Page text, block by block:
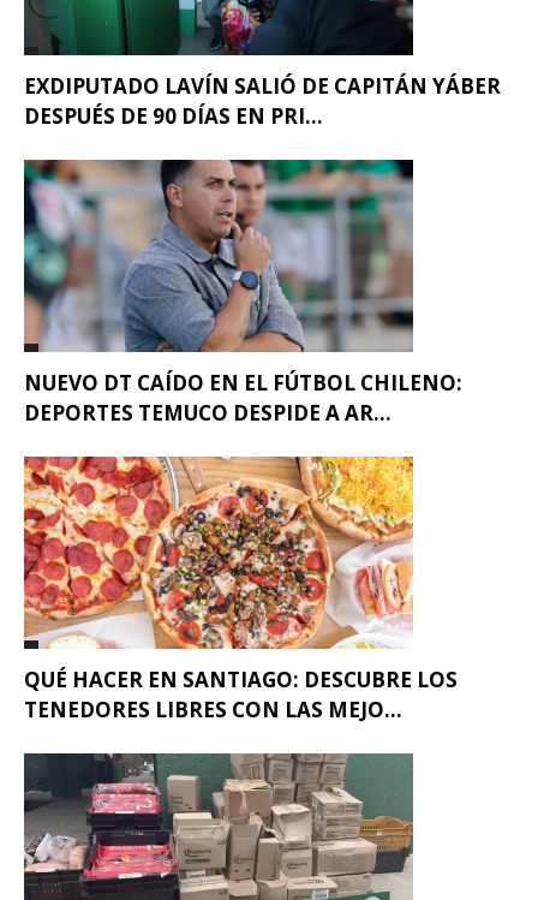
EXDIPUTADO LAVÍN SALIÓ DE CAPITÁN YÁBER
DESPUÉS DE 90 DÍAS EN PRI...
NUEVO DT CAÍDO EN EL FÚTBOL CHILENO:
DEPORTES TEMUCO DESPIDE A AR...
QUÉ HACER EN SANTIAGO: DESCUBRE LOS
TENEDORES LIBRES CON LAS MEJO...